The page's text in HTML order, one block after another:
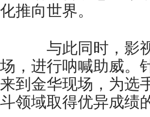
化推向世界。
与此同时，影视
场，进行呐喊助威。
来到金华现场，为选
斗领域取得优异成绩